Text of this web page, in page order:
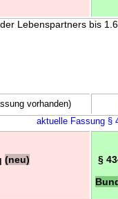
Lebenspartners bis
vorhanden)
aktuelle Fassung §
(neu) §